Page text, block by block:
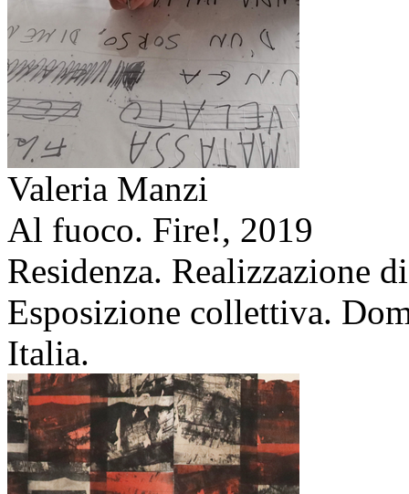
Valeria Manzi
Al fuoco. Fire!, 2019
Residenza. Realizzazione
Esposizione collettiva.
Italia.